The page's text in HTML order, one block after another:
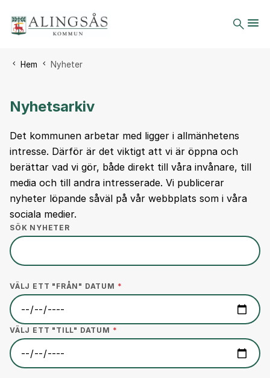
Du är här:
Hem Nyheter
Nyhetsarkiv
Det kommunen arbetar med ligger i allmänhetens
intresse. Därför är det viktigt att vi är öppna och
berättar vad vi gör, både direkt till våra invånare, till
media och till andra intresserade. Vi publicerar
nyheter löpande såväl på vår webbplats som i våra
sociala medier.
SÖK NYHETER
VÄLJ ETT "FRÅN" DATUM *
VÄLJ ETT "TILL" DATUM *